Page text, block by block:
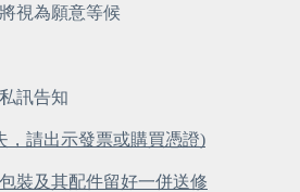
視為願意等候
訊告知
，請出示發票或購買憑證)
裝及其配件留好一併送修